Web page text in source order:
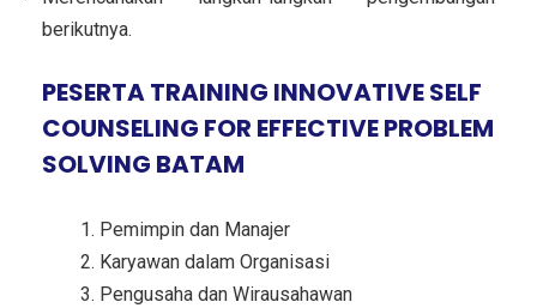
berikutnya.
PESERTA TRAINING INNOVATIVE SELF
COUNSELING FOR EFFECTIVE PROBLEM
SOLVING BATAM
Pemimpin dan Manajer
Karyawan dalam Organisasi
Pengusaha dan Wirausahawan